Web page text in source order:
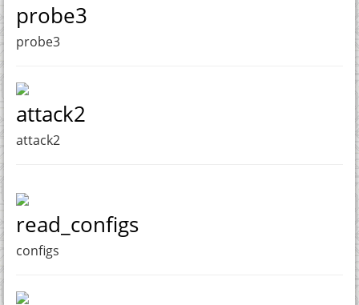
probe3
probe3
attack2
attack2
read_configs
configs